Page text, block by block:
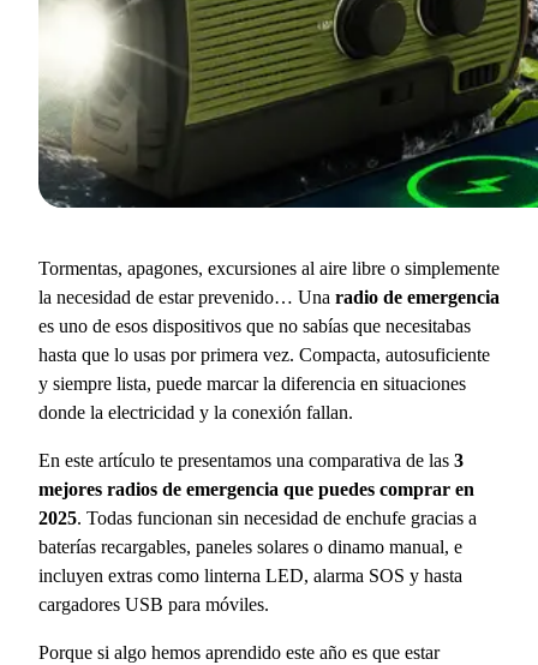
Tormentas, apagones, excursiones al aire libre o simplemente
la necesidad de estar prevenido… Una radio de emergencia
es uno de esos dispositivos que no sabías que necesitabas
hasta que lo usas por primera vez. Compacta, autosuficiente
y siempre lista, puede marcar la diferencia en situaciones
donde la electricidad y la conexión fallan.
En este artículo te presentamos una comparativa de las 3
mejores radios de emergencia que puedes comprar en
2025. Todas funcionan sin necesidad de enchufe gracias a
baterías recargables, paneles solares o dinamo manual, e
incluyen extras como linterna LED, alarma SOS y hasta
cargadores USB para móviles.
Porque si algo hemos aprendido este año es que estar